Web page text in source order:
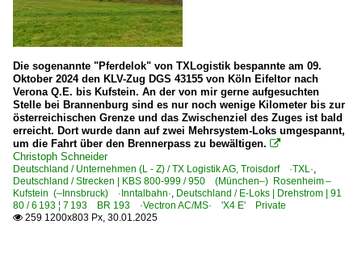
Die sogenannte "Pferdelok" von TXLogistik bespannte am 09.
Oktober 2024 den KLV-Zug DGS 43155 von Köln Eifeltor nach
Verona Q.E. bis Kufstein. An der von mir gerne aufgesuchten
Stelle bei Brannenburg sind es nur noch wenige Kilometer bis zur
österreichischen Grenze und das Zwischenziel des Zuges ist bald
erreicht. Dort wurde dann auf zwei Mehrsystem-Loks umgespannt,
um die Fahrt über den Brennerpass zu bewältigen. 
Christoph Schneider
Deutschland / Unternehmen (L - Z) / TX Logistik AG, Troisdorf ·TXL·,
Deutschland / Strecken | KBS 800-999 / 950 (München–) Rosenheim –
Kufstein (–Innsbruck) ·Inntalbahn·, Deutschland / E-Loks | Drehstrom | 91
80 / 6 193 ¦ 7 193 BR 193 ·Vectron AC/MS· 'X4 E' Private
 259 1200x803 Px, 30.01.2025